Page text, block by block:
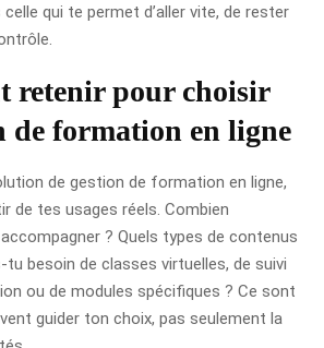
qui te permet d’aller vite, de rester
retenir pour choisir
de formation en ligne
de gestion de formation en ligne,
de tes usages réels. Combien
? Quels types de contenus
besoin de classes virtuelles, de suivi
ou de modules spécifiques ? Ce sont
guider ton choix, pas seulement la